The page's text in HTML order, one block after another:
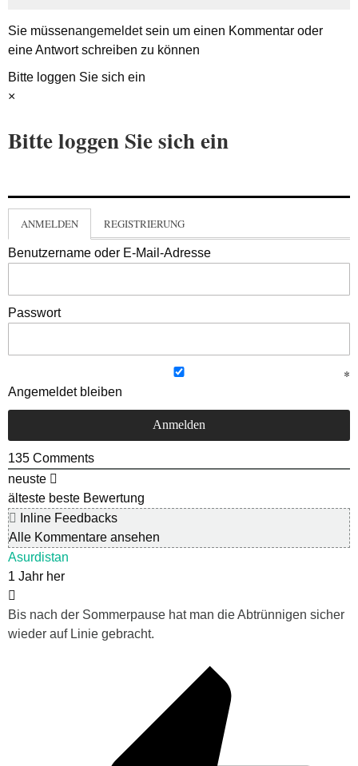
Sie müssenangemeldetsein um einen Kommentar oder
eine Antwort schreiben zu können
Bitte loggen Sie sich ein
×
Bitte loggen Sie sich ein
ANMELDEN REGISTRIERUNG
Benutzername oder E-Mail-Adresse
Passwort
Angemeldet bleiben
135 Comments
neuste
älteste beste Bewertung
Inline Feedbacks
Alle Kommentare ansehen
Asurdistan
1 Jahr her
Bis nach der Sommerpause hat man die Abtrünnigen sicher
wieder auf Linie gebracht.